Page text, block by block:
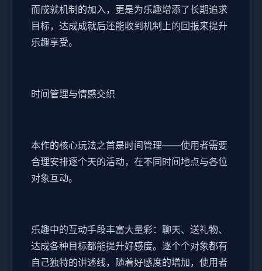
而​​成就机制的加入​​，更是为乐趣增添了长期追求
目标，达成成就后还能收到机制上的回报来提升
乐趣享受。
时间管理与情感交织
本作的核心玩法之首是时间管理——使用者需要
合理安排逐个天的活动，在不同时间地点与各位
对象互动。
乐趣中的​​互动手段丰富大量彩​​：聊天、送礼物、
达成各种目标都能提升好感度。逐个个对象都有
自己独特的讲述线，随着好感度的增加，使用者